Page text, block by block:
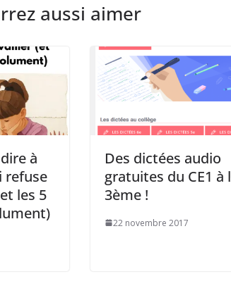
aussi aimer
à
refuse
les 5
Des dictées audio
gratuites du CE1 à
3ème !
22 novembre 2017